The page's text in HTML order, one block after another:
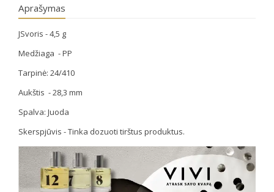
Aprašymas
JSvoris - 4,5 g
Medžiaga - PP
Tarpinė: 24/410
Aukštis - 28,3 mm
Spalva: Juoda
Skerspjūvis - Tinka dozuoti tirštus produktus.